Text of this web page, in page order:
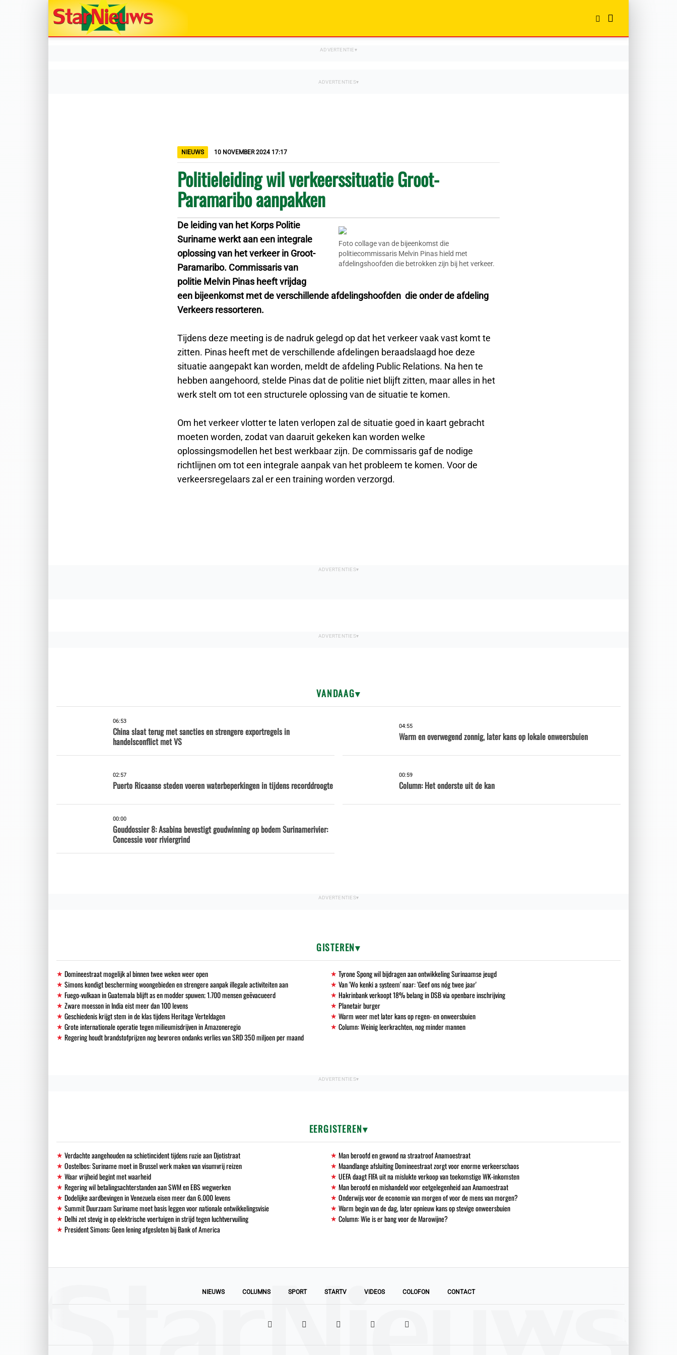
NIEUWS 10 NOVEMBER 2024 17:17
Politieleiding wil verkeerssituatie Groot-
Paramaribo aanpakken
Foto collage van de bijeenkomst die
politiecommissaris Melvin Pinas hield met
afdelingshoofden die betrokken zijn bij het verkeer.
De leiding van het Korps Politie
Suriname werkt aan een integrale
oplossing van het verkeer in Groot-
Paramaribo. Commissaris van
politie Melvin Pinas heeft vrijdag
een bijeenkomst met de verschillende afdelingshoofden die onder de afdeling
Verkeers ressorteren.
Tijdens deze meeting is de nadruk gelegd op dat het verkeer vaak vast komt te
zitten. Pinas heeft met de verschillende afdelingen beraadslaagd hoe deze
situatie aangepakt kan worden, meldt de afdeling Public Relations. Na hen te
hebben aangehoord, stelde Pinas dat de politie niet blijft zitten, maar alles in het
werk stelt om tot een structurele oplossing van de situatie te komen.
Om het verkeer vlotter te laten verlopen zal de situatie goed in kaart gebracht
moeten worden, zodat van daaruit gekeken kan worden welke
oplossingsmodellen het best werkbaar zijn. De commissaris gaf de nodige
richtlijnen om tot een integrale aanpak van het probleem te komen. Voor de
verkeersregelaars zal er een training worden verzorgd.
VANDAAG
06:53
China slaat terug met sancties en strengere exportregels in
handelsconflict met VS
04:55
Warm en overwegend zonnig, later kans op lokale onweersbuien
02:57
Puerto Ricaanse steden voeren waterbeperkingen in tijdens recorddroogte
00:59
Column: Het onderste uit de kan
00:00
Gouddossier 8: Asabina bevestigt goudwinning op bodem Surinamerivier:
Concessie voor riviergrind
GISTEREN
Domineestraat mogelijk al binnen twee weken weer open
Tyrone Spong wil bijdragen aan ontwikkeling Surinaamse jeugd
Simons kondigt bescherming woongebieden en strengere aanpak illegale activiteiten aan
Van 'Wo kenki a systeem' naar: 'Geef ons nóg twee jaar'
Fuego-vulkaan in Guatemala blijft as en modder spuwen; 1.700 mensen geëvacueerd
Hakrinbank verkoopt 18% belang in DSB via openbare inschrijving
Zware moesson in India eist meer dan 100 levens
Planetair burger
Geschiedenis krijgt stem in de klas tijdens Heritage Verteldagen
Warm weer met later kans op regen- en onweersbuien
Grote internationale operatie tegen milieumisdrijven in Amazoneregio
Column: Weinig leerkrachten, nog minder mannen
Regering houdt brandstofprijzen nog bevroren ondanks verlies van SRD 350 miljoen per maand
EERGISTEREN
Verdachte aangehouden na schietincident tijdens ruzie aan Djotistraat
Man beroofd en gewond na straatroof Anamoestraat
Oostelbos: Suriname moet in Brussel werk maken van visumvrij reizen
Maandlange afsluiting Domineestraat zorgt voor enorme verkeerschaos
Waar vrijheid begint met waarheid
UEFA daagt FIFA uit na mislukte verkoop van toekomstige WK-inkomsten
Regering wil betalingsachterstanden aan SWM en EBS wegwerken
Man beroofd en mishandeld voor eetgelegenheid aan Anamoestraat
Dodelijke aardbevingen in Venezuela eisen meer dan 6.000 levens
Onderwijs voor de economie van morgen of voor de mens van morgen?
Summit Duurzaam Suriname moet basis leggen voor nationale ontwikkelingsvisie
Warm begin van de dag, later opnieuw kans op stevige onweersbuien
Delhi zet stevig in op elektrische voertuigen in strijd tegen luchtvervuiling
Column: Wie is er bang voor de Marowijne?
President Simons: Geen lening afgesloten bij Bank of America
NIEUWS COLUMNS SPORT STARTV VIDEOS COLOFON CONTACT